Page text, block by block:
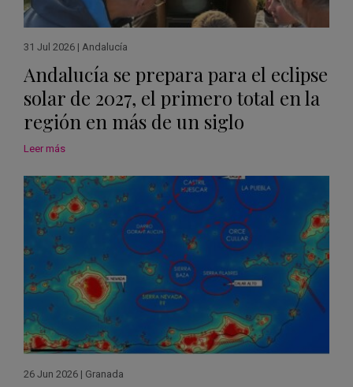
31 Jul 2026 | Andalucía
Andalucía se prepara para el eclipse
solar de 2027, el primero total en la
región en más de un siglo
Leer más
26 Jun 2026 | Granada